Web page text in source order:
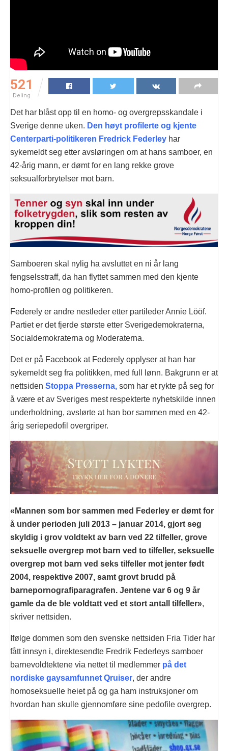
521
Deling
Det har blåst opp til en homo- og overgrepsskandale i
Sverige denne uken. Den høyt profilerte og kjente
Centerparti-politikeren Fredrick Federley har
sykemeldt seg etter avsløringen om at hans samboer, en
42-årig mann, er dømt for en lang rekke grove
seksualforbrytelser mot barn.
Samboeren skal nylig ha avsluttet en ni år lang
fengselsstraff, da han flyttet sammen med den kjente
homo-profilen og politikeren.
Federely er andre nestleder etter partileder Annie Lööf.
Partiet er det fjerde største etter Sverigedemokraterna,
Socialdemokraterna og Moderaterna.
Det er på Facebook at Federely opplyser at han har
sykemeldt seg fra politikken, med full lønn. Bakgrunn er at
nettsiden Stoppa Presserna, som har et rykte på seg for
å være et av Sveriges mest respekterte nyhetskilde innen
underholdning, avslørte at han bor sammen med en 42-
årig seriepedofil overgriper.
«Mannen som bor sammen med Federley er dømt for
å under perioden juli 2013 – januar 2014, gjort seg
skyldig i grov voldtekt av barn ved 22 tilfeller, grove
seksuelle overgrep mot barn ved to tilfeller, seksuelle
overgrep mot barn ved seks tilfeller mot jenter født
2004, respektive 2007, samt grovt brudd på
barnepornografiparagrafen. Jentene var 6 og 9 år
gamle da de ble voldtatt ved et stort antall tilfeller»,
skriver nettsiden.
Ifølge dommen som den svenske nettsiden Fria Tider har
fått innsyn i, direktesendte Fredrik Federleys samboer
barnevoldtektene via nettet til medlemmer på det
nordiske gaysamfunnet Qruiser, der andre
homoseksuelle heiet på og ga ham instruksjoner om
hvordan han skulle gjennomføre sine pedofile overgrep.